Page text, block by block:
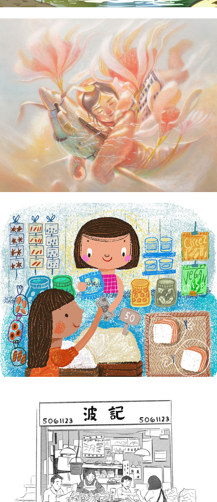
Benedict Reyna
Beth Parrocha
Bianca Lesaca